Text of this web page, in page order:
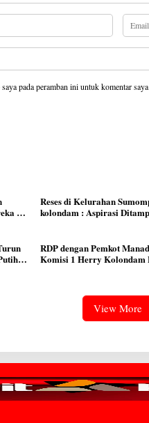
pada peramban ini untuk komentar
di
Reses di Kelurahan
kolondam : Aspirasi
RDP dengan Pemkot
Komisi 1 Herry Kolondam
View More